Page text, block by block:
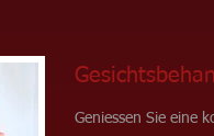
Geniessen Sie eine